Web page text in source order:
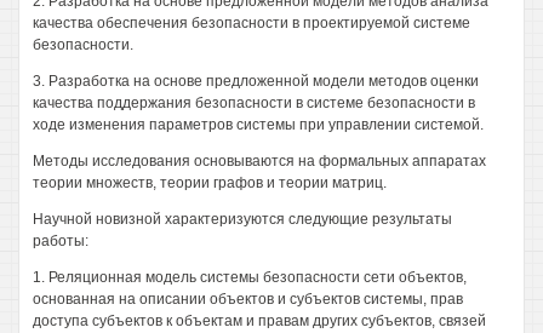
качества обеспечения безопасности в проектируемой системе
безопасности.
3. Разработка на основе предложенной модели методов оценки
качества поддержания безопасности в системе безопасности в
ходе изменения параметров системы при управлении системой.
Методы исследования основываются на формальных аппаратах
теории множеств, теории графов и теории матриц.
Научной новизной характеризуются следующие результаты
работы:
1. Реляционная модель системы безопасности сети объектов,
основанная на описании объектов и субъектов системы, прав
доступа субъектов к объектам и правам других субъектов, связей